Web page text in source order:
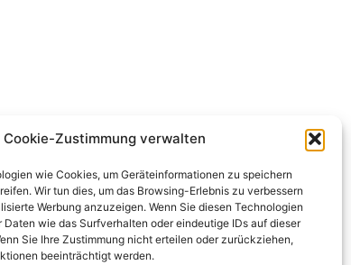
Cookie-Zustimmung verwalten
wie Cookies, um Geräteinformationen zu speichern
Wir tun dies, um das Browsing-Erlebnis zu verbessern
Werbung anzuzeigen. Wenn Sie diesen Technologien
wie das Surfverhalten oder eindeutige IDs auf dieser
Sie Ihre Zustimmung nicht erteilen oder zurückziehen,
beeinträchtigt werden.